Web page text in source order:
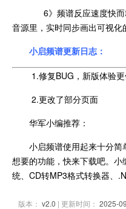
6》频谱反应速度快而
音源里，实时同步画出可视化
小启频谱更新日志：
1.修复BUG，新版体验
2.更改了部分页面
华军小编推荐：
小启频谱使用起来十分
想要的功能，快来下载吧。
统、CD转MP3格式转换器、
版本： v2.0 | 更新时间： 2025-